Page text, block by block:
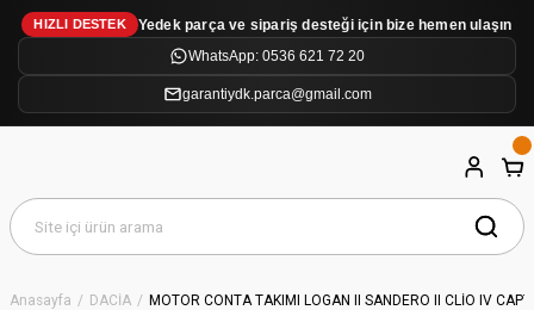
HIZLI DESTEK
Yedek parça ve sipariş desteği için bize hemen ulaşın
WhatsApp: 0536 621 72 20
garantiydk.parca@gmail.com
Anasayfa DACİA MOTOR CONTA TAKIMI LOGAN II SANDERO II CLİO IV